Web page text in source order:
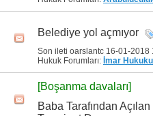
Belediye yol açmıyor
Son ileti oarslantc 16-01-2018
Hukuk Forumları: İmar Hukuku
[Boşanma davaları]
Baba Tarafından